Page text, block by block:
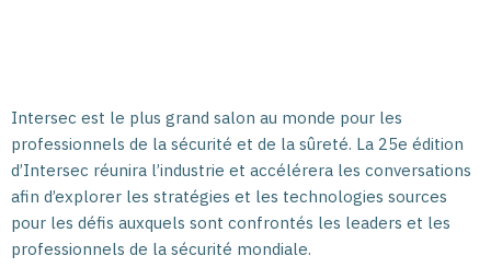
Intersec est le plus grand salon au monde pour les
professionnels de la sécurité et de la sûreté. La 25e édition
d’Intersec réunira l’industrie et accélérera les conversations
afin d’explorer les stratégies et les technologies sources
pour les défis auxquels sont confrontés les leaders et les
professionnels de la sécurité mondiale.